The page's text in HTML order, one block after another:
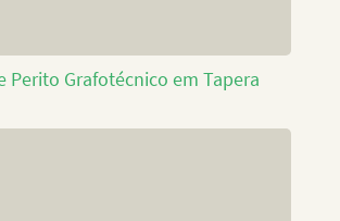
Perito Grafotécnico em Tapera